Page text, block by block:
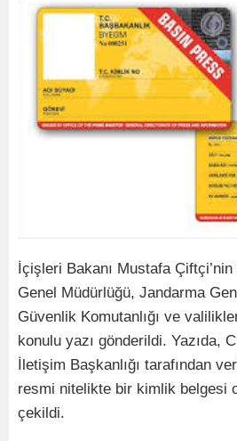
İçişleri Bakanı Mustafa
Genel Müdürlüğü, Jandarma
Güvenlik Komutanlığı ve
konulu yazı gönderildi. Yazıda,
İletişim Başkanlığı tarafından
resmi nitelikte bir kimlik belgesi
çekildi.